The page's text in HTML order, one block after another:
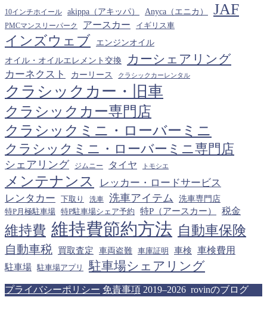
カ
イ
ブ
10インチホイール akippa（アキッパ） Anyca（エニカ） JAF
PMCマンスリーパーク アースカー イギリス車
インズウェブ エンジンオイル
オイル・オイルエレメント交換 カーシェアリング
カーネクスト カーリース クラシックカーレンタル
クラシックカー・旧車
クラシックカー専門店
クラシックミニ・ローバーミニ
クラシックミニ・ローバーミニ専門店
シェアリング ジムニー タイヤ トモシエ
メンテナンス
レッカー・ロードサービス
レンタカー
下取り 洗車 洗車アイテム
洗車専門店
特P月極駐車場
特P駐車場シェア予約 特P（アースカー） 税金
維持費 維持費節約方法 自動車保険
自動車税 買取査定 車両盗難 車庫証明 車検 車検費用
駐車場 駐車場アプリ 駐車場シェアリング
プライバシーポリシー 免責事項 2019–2026 rovinのブログ